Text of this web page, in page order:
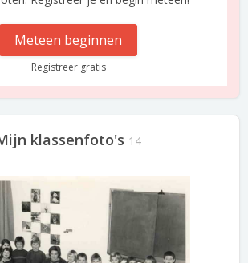
Meteen beginnen
Registreer gratis
klassenfoto's 14